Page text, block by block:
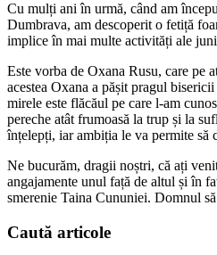
Cu mulți ani în urmă, când am
Dumbrava, am descoperit o fetiță
implice în mai multe activități ale
Este vorba de Oxana Rusu, care pe
acestea Oxana a pășit pragul
mirele este flăcăul pe care l-am
pereche atât frumoasă la trup și la
înțelepți, iar ambiția le va permite să
Ne bucurăm, dragii noștri, că ați
angajamente unul față de altul și în
smerenie Taina Cununiei. Domnul
Caută articole